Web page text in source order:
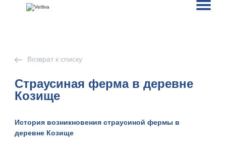
Возврат к списку
Страусиная ферма в деревне
Козище
История возникновения страусиной фермы в
деревне Козище